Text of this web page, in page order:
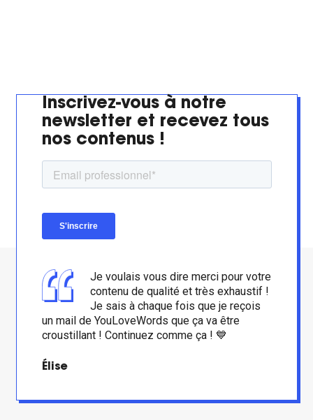
Inscrivez-vous à notre
newsletter et recevez tous
nos contenus !
Je voulais vous dire merci pour votre
contenu de qualité et très exhaustif !
Je sais à chaque fois que je reçois
un mail de YouLoveWords que ça va être
croustillant ! Continuez comme ça ! 💙
Élise